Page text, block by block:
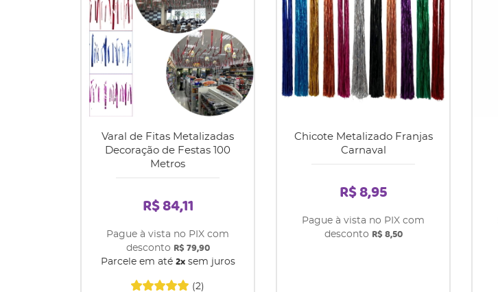
Varal de Fitas Metalizadas
Decoração de Festas 100
Metros
(2)
R$ 84,11
Pague à vista no PIX com
desconto R$ 79,90
Parcele em até 2xsem juros
Chicote Metalizado Franjas
Carnaval
R$ 8,95
Pague à vista no PIX com
desconto R$ 8,50